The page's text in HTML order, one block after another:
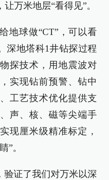
万米地层“看得见”。
地球做“CT”，可以看
深地塔科1井钻探过程
探技术，用地震波对
实现钻前预警、钻中
工艺技术优化提供支
声、核、磁等尖端手
现厘米级精准标定，
”。
验证了我们对万米以深